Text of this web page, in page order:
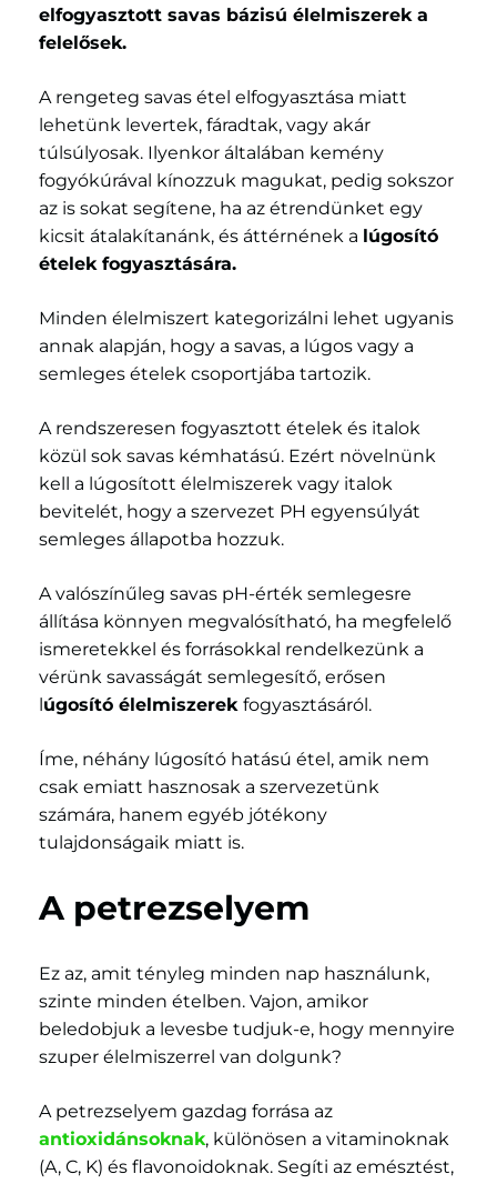
elfogyasztott savas bázisú élelmiszerek a
felelősek.
A rengeteg savas étel elfogyasztása miatt
lehetünk levertek, fáradtak, vagy akár
túlsúlyosak. Ilyenkor általában kemény
fogyókúrával kínozzuk magukat, pedig sokszor
az is sokat segítene, ha az étrendünket egy
kicsit átalakítanánk, és áttérnének a lúgosító
ételek fogyasztására.
Minden élelmiszert kategorizálni lehet ugyanis
annak alapján, hogy a savas, a lúgos vagy a
semleges ételek csoportjába tartozik.
A rendszeresen fogyasztott ételek és italok
közül sok savas kémhatású. Ezért növelnünk
kell a lúgosított élelmiszerek vagy italok
bevitelét, hogy a szervezet PH egyensúlyát
semleges állapotba hozzuk.
A valószínűleg savas pH-érték semlegesre
állítása könnyen megvalósítható, ha megfelelő
ismeretekkel és forrásokkal rendelkezünk a
vérünk savasságát semlegesítő, erősen
úgosító élelmiszerek fogyasztásáról.
Íme, néhány lúgosító hatású étel, amik nem
csak emiatt hasznosak a szervezetünk
számára, hanem egyéb jótékony
tulajdonságaik miatt is.
A petrezselyem
Ez az, amit tényleg minden nap használunk,
szinte minden ételben. Vajon, amikor
beledobjuk a levesbe tudjuk-e, hogy mennyire
szuper élelmiszerrel van dolgunk?
A petrezselyem gazdag forrása az
antioxidánsoknak, különösen a vitaminoknak
(A, C, K) és flavonoidoknak. Segíti az emésztést,